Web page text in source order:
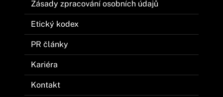
Zásady zpracování osobních údajů
Etický kodex
PR články
Kariéra
Kontakt